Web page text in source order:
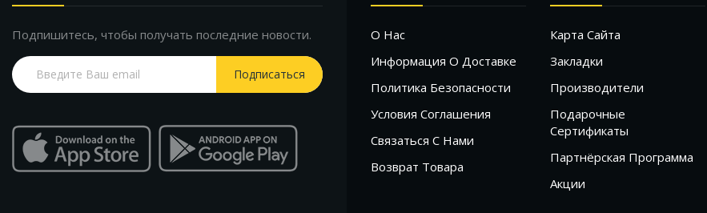
Подпишитесь, чтобы получать последние новости.
Подписаться
О Нас
Информация О Доставке
Политика Безопасности
Условия Соглашения
Связаться С Нами
Возврат Товара
Карта Сайта
Закладки
Производители
Подарочные
Сертификаты
Партнёрская Программа
Акции